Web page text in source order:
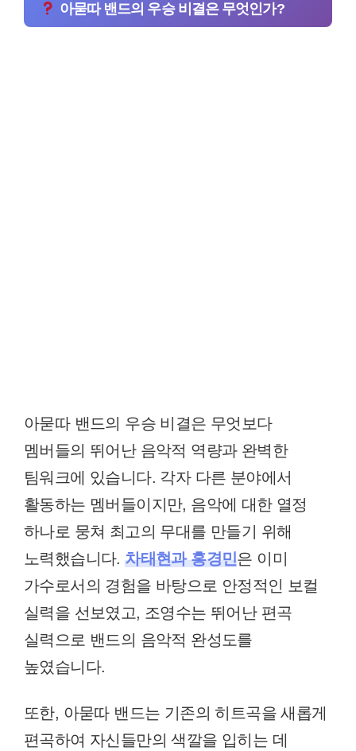
아묻따 밴드의 우승 비결은 무엇인가?
아묻따 밴드의 우승 비결은 무엇보다
멤버들의 뛰어난 음악적 역량과 완벽한
팀워크에 있습니다. 각자 다른 분야에서
활동하는 멤버들이지만, 음악에 대한 열정
하나로 뭉쳐 최고의 무대를 만들기 위해
노력했습니다.차태현과 홍경민은 이미
가수로서의 경험을 바탕으로 안정적인 보컬
실력을 선보였고, 조영수는 뛰어난 편곡
실력으로 밴드의 음악적 완성도를
높였습니다.
또한, 아묻따 밴드는 기존의 히트곡을 새롭게
편곡하여 자신들만의 색깔을 입히는 데